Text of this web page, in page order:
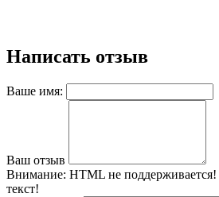
Написать отзыв
Ваше имя:
Ваш отзыв
Внимание: HTML не
текст!